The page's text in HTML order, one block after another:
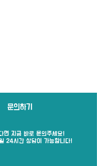
문의하기
면 지금 바로​ 문의주세요!
24시간 상담이 가능합니다!